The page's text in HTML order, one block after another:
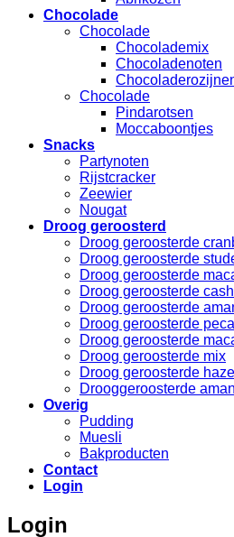
Chocolade
Chocolade
Chocolademix
Chocoladenoten
Chocolade
Pindarotsen
Moccaboontjes
Snacks
Partynoten
Rijstcracker
Zeewier
Nougat
Droog geroosterd
Droog geroosterde
Droog geroosterde
Droog geroosterde
Droog geroosterde
Droog geroosterde
Droog geroosterde
Droog geroosterde
Droog geroosterde mix
Droog geroosterde
Drooggeroosterde
Overig
Pudding
Muesli
Bakproducten
Contact
Login
Login